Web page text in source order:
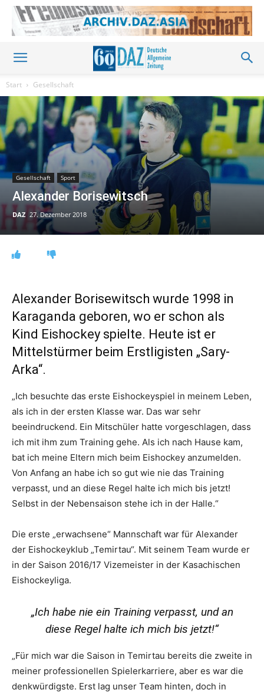
Start Gesellschaft
Gesellschaft Sport
Alexander Borisewitsch
DAZ 27. Dezember 2018
Alexander Borisewitsch wurde 1998 in
Karaganda geboren, wo er schon als
Kind Eishockey spielte. Heute ist er
Mittelstürmer beim Erstligisten „Sary-
Arka“.
„Ich besuchte das erste Eishockeyspiel in meinem Leben,
als ich in der ersten Klasse war. Das war sehr
beeindruckend. Ein Mitschüler hatte vorgeschlagen, dass
ich mit ihm zum Training gehe. Als ich nach Hause kam,
bat ich meine Eltern mich beim Eishockey anzumelden.
Von Anfang an habe ich so gut wie nie das Training
verpasst, und an diese Regel halte ich mich bis jetzt!
Selbst in der Nebensaison stehe ich in der Halle.“
Die erste „erwachsene“ Mannschaft war für Alexander
der Eishockeyklub „Temirtau“. Mit seinem Team wurde er
in der Saison 2016/17 Vizemeister in der Kasachischen
Eishockeyliga.
„Ich habe nie ein Training verpasst, und an
diese Regel halte ich mich bis jetzt!“
„Für mich war die Saison in Temirtau bereits die zweite in
meiner professionellen Spielerkarriere, aber es war die
denkwürdigste. Erst lag unser Team hinten, doch in